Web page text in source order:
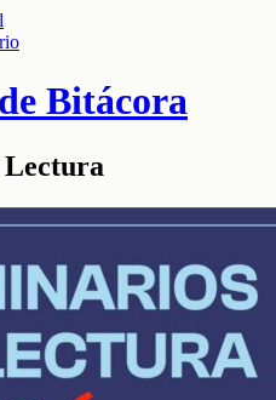
Bitácora
Lectura